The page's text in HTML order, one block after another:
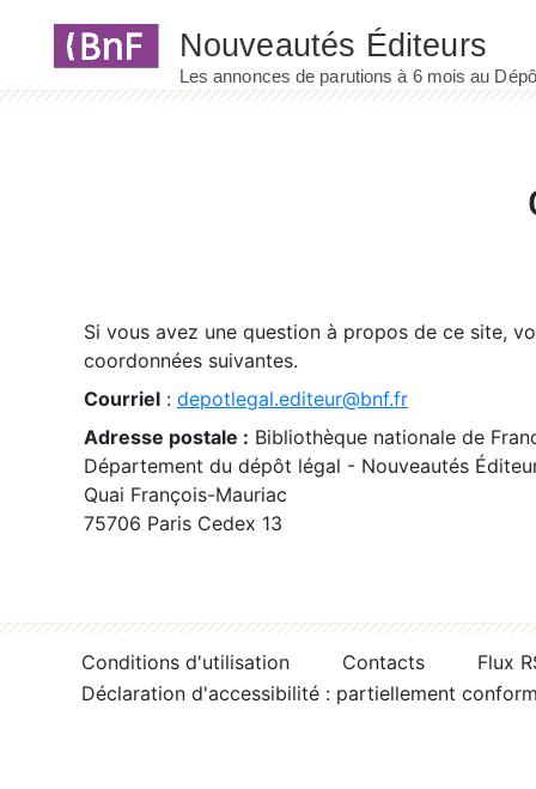
Si vous avez une question à propos de ce site,
coordonnées suivantes.
Courriel : depotlegal.editeur@bnf.fr
Adresse postale : Bibliothèque nationale de
Département du dépôt légal - Nouveautés
Quai François-Mauriac
75706 Paris Cedex 13
Conditions d'utilisation Contacts
Flux
Déclaration d'accessibilité : partiellement